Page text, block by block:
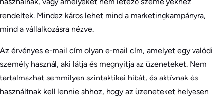
rendeltek. Mindez káros lehet mind a marketingkampányra,
mind a vállalkozásra nézve.
Az érvényes e-mail cím olyan e-mail cím, amelyet egy valódi
személy használ, aki látja és megnyitja az üzeneteket. Nem
tartalmazhat semmilyen szintaktikai hibát, és aktívnak és
használtnak kell lennie ahhoz, hogy az üzeneteket helyesen